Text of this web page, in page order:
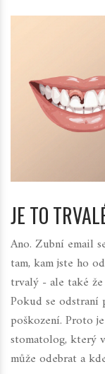
JE TO
Ano. Zubní email
tam, kam jste ho
trvalý - ale také
Pokud se
poškození. Proto
stomatolog, který
může odebrat a